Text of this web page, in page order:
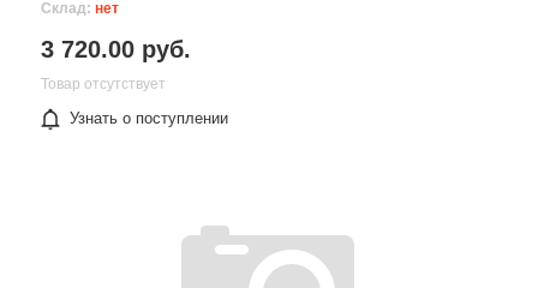
Склад: нет
3 720.00 руб.
Товар отсутствует
Узнать о поступлении